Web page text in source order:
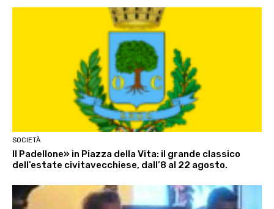
SOCIETÀ
Il Padellone» in Piazza della Vita: il grande classico
dell’estate civitavecchiese, dall’8 al 22 agosto.